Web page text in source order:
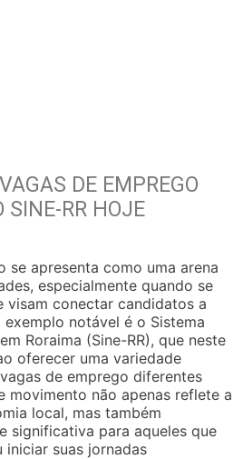
DE EMPREGO
SINE-RR HOJE
se apresenta como uma arena
especialmente quando se
visam conectar candidatos a
notável é o Sistema
Roraima (Sine-RR), que neste
oferecer uma variedade
de emprego diferentes
movimento não apenas reflete a
local, mas também
significativa para aqueles que
iniciar suas jornadas